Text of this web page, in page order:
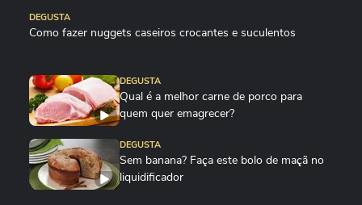
DEGUSTA
Como fazer nuggets caseiros crocantes e suculentos
DEGUSTA
Qual é a melhor carne de porco para
quem quer emagrecer?
DEGUSTA
Sem banana? Faça este bolo de maçã no
liquidificador